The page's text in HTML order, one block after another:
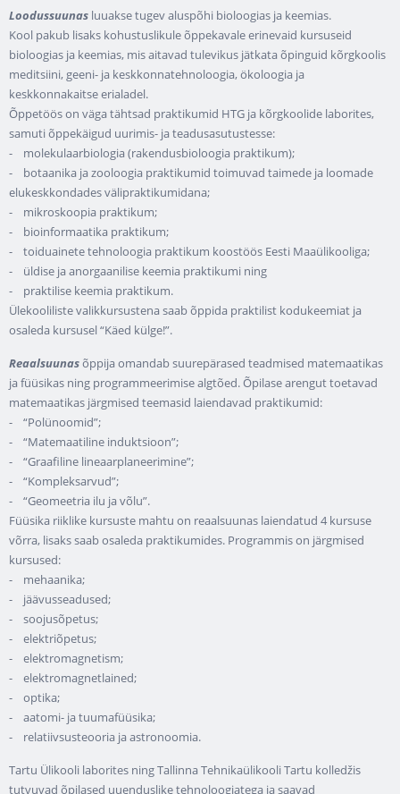
Loodussuunas luuakse tugev aluspõhi bioloogias ja keemias.
Kool pakub lisaks kohustuslikule õppekavale erinevaid kursuseid
bioloogias ja keemias, mis aitavad tulevikus jätkata õpinguid kõrgkoolis
meditsiini, geeni- ja keskkonnatehnoloogia, ökoloogia ja
keskkonnakaitse erialadel.
Õppetöös on väga tähtsad praktikumid HTG ja kõrgkoolide laborites,
samuti õppekäigud uurimis- ja teadusasutustesse:
- molekulaarbiologia (rakendusbioloogia praktikum);
- botaanika ja zooloogia praktikumid toimuvad taimede ja loomade
elukeskkondades välipraktikumidana;
- mikroskoopia praktikum;
- bioinformaatika praktikum;
- toiduainete tehnoloogia praktikum koostöös Eesti Maaülikooliga;
- üldise ja anorgaanilise keemia praktikumi ning
- praktilise keemia praktikum.
Ülekooliliste valikkursustena saab õppida praktilist kodukeemiat ja
osaleda kursusel “Käed külge!”.
Reaalsuunasõppija omandab suurepärased teadmised matemaatikas
ja füüsikas ning programmeerimise algtõed. Õpilase arengut toetavad
matemaatikas järgmised teemasid laiendavad praktikumid:
- “Polünoomid”;
- “Matemaatiline induktsioon”;
- “Graafiline lineaarplaneerimine”;
- “Kompleksarvud”;
- “Geomeetria ilu ja võlu”.
Füüsika riiklike kursuste mahtu on reaalsuunas laiendatud 4 kursuse
võrra, lisaks saab osaleda praktikumides. Programmis on järgmised
kursused:
- mehaanika;
- jäävusseadused;
- soojusõpetus;
- elektriõpetus;
- elektromagnetism;
- elektromagnetlained;
- optika;
- aatomi- ja tuumafüüsika;
- relatiivsusteooria ja astronoomia.
Tartu Ülikooli laborites ning Tallinna Tehnikaülikooli Tartu kolledžis
tutvuvad õpilased uuenduslike tehnoloogiatega ja saavad